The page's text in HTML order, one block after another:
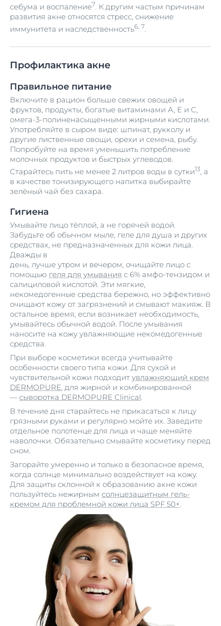
себума и воспаление7. К другим частым причинам
развития акне относятся стресс, снижение
иммунитета и наследственность6, 7.
Профилактика акне
Правильное питание
Включите в рацион больше свежих овощей и
фруктов, продукты, богатые витаминами А, E и C,
омега-3-полиненасыщенными жирными кислотами.
Употребляйте в сыром виде: шпинат, рукколу и
другие лиственные овощи, орехи и семена, рыбу.
Попробуйте на время уменьшить потребление
молочных продуктов и быстрых углеводов.
Старайтесь пить не менее 2 литров воды в сутки13, а
в качестве тонизирующего напитка выбирайте
зелёный чай без сахара.
Гигиена
Умывайте лицо тёплой, а не горячей водой.
Забудьте об обычном мыле, геле для душа и других
средствах, не предназначенных для кожи лица.
Дважды в
день, лучше утром и вечером, очищайте лицо с
помощью геля для умывания с 6% амфо-тензидом и
салициловой кислотой. Эти мягкие,
некомедогенные средства бережно, но эффективно
очищают кожу от загрязнений и смывают макияж. В
остальное время, если возникает необходимость,
умывайтесь обычной водой. После умывания
наносите на кожу увлажняющие некомедогенные
средства.
При выборе косметики всегда учитывайте
особенности своего типа кожи. Для сухой и
чувствительной кожи подходит увлажняющий крем
DERMOPURE, для жирной и комбинированной
— сыворотка DERMOPURE Clinical.
В течение дня старайтесь не прикасаться к лицу
грязными руками и регулярно мойте их. Заведите
отдельное полотенце для лица и чаще меняйте
наволочки. Обязательно смывайте косметику перед
сном.
Загорайте умеренно и только в безопасное время,
когда солнце минимально воздействует на кожу.
Для защиты склонной к образованию акне кожи
пользуйтесь нежирным солнцезащитным гель-
кремом для проблемной кожи лица SPF 50+.